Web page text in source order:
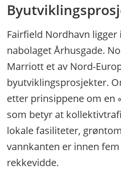
Fairfield Nordhavn
nabolaget Århusgade.
Marriott et av Nord-
byutviklingsprosjekter.
etter prinsippene om en
som betyr at
lokale fasiliteter,
vannkanten er innen
rekkevidde.